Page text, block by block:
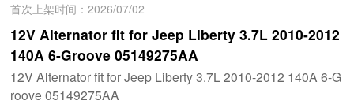
首次上架时间：2026/07/02
12V Alternator fit for Jeep Liberty 3.7L 2010-2012
140A 6-Groove 05149275AA
12V Alternator fit for Jeep Liberty 3.7L 2010-2012 140A 6-G
roove 05149275AA